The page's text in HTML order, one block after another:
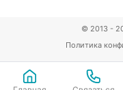
Политика
© 2013 -